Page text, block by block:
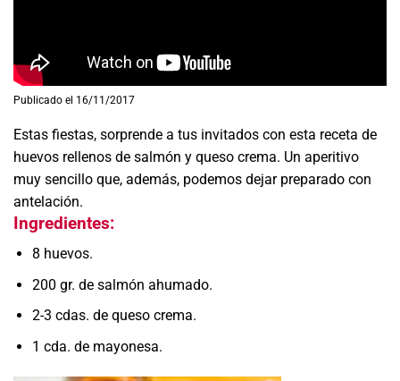
Publicado el 16/11/2017
Estas fiestas, sorprende a tus invitados con esta receta de
huevos rellenos de salmón y queso crema. Un aperitivo
muy sencillo que, además, podemos dejar preparado con
antelación.
Ingredientes:
8 huevos.
200 gr. de salmón ahumado.
2-3 cdas. de queso crema.
1 cda. de mayonesa.